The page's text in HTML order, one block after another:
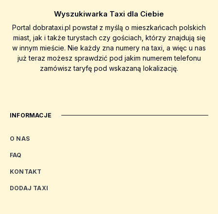
Wyszukiwarka Taxi dla Ciebie
Portal dobrataxi.pl powstał z myślą o mieszkańcach polskich
miast, jak i także turystach czy gościach, którzy znajdują się
w innym mieście. Nie każdy zna numery na taxi, a więc u nas
już teraz możesz sprawdzić pod jakim numerem telefonu
zamówisz taryfę pod wskazaną lokalizację.
INFORMACJE
O NAS
FAQ
KONTAKT
DODAJ TAXI